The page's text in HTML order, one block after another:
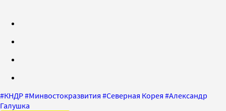
#КНДР#Минвостокразвития #Северная Корея #Александр
Галушка